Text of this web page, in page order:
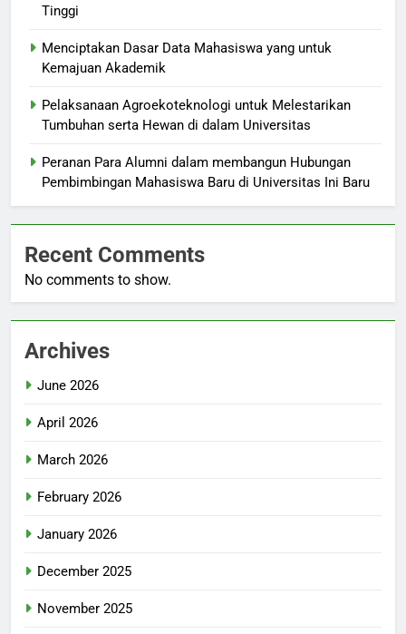
Tinggi
Menciptakan Dasar Data Mahasiswa yang untuk
Kemajuan Akademik
Pelaksanaan Agroekoteknologi untuk Melestarikan
Tumbuhan serta Hewan di dalam Universitas
Peranan Para Alumni dalam membangun Hubungan
Pembimbingan Mahasiswa Baru di Universitas Ini Baru
Recent Comments
No comments to show.
Archives
June 2026
April 2026
March 2026
February 2026
January 2026
December 2025
November 2025